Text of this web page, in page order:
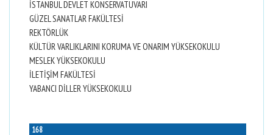
İSTANBUL DEVLET KONSERVATUVARI
GÜZEL SANATLAR FAKÜLTESİ
REKTÖRLÜK
KÜLTÜR VARLIKLARINI KORUMA VE ONARIM YÜKSEKOKULU
MESLEK YÜKSEKOKULU
İLETİŞİM FAKÜLTESİ
YABANCI DİLLER YÜKSEKOKULU
168